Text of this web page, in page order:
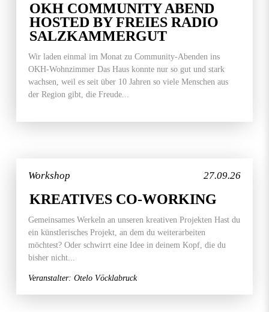
OKH COMMUNITY ABEND
HOSTED BY FREIES RADIO
SALZKAMMERGUT
Wir laden einmal im Monat zu Community-Abenden ins
OKH-Wohnzimmer Das Haus konnte nur so gut und stark
wachsen, weil es seit über 10 Jahren so viele Menschen aus
der Region gibt, die Freude...
27.09.26
Workshop
KREATIVES CO-WORKING
Gemeinsames Werkeln an unseren kreativen Projekten Hast du
ein künstlerisches Projekt, an dem du weiterarbeiten
möchtest? Oder schwirrt eine Idee in deinem Kopf, die du
bisher nicht...
Veranstalter: Otelo Vöcklabruck